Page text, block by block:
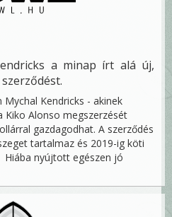
a minap írt alá új,
Kendricks - akinek
Kiko Alonso megszerzését
gazdagodhat. A szerződés
tartalmaz és 2019-ig köti
Hiába nyújtott egészen jó